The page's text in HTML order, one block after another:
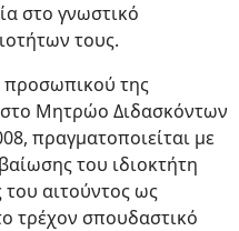
στο γνωστικό
τους.
προσωπικού της
Μητρώο Διδασκόντων
πραγματοποιείται με
του ιδιοκτήτη
αιτούντος ως
τρέχον σπουδαστικό